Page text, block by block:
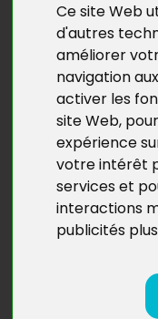
Ce site Web
d'autres
améliorer
navigation
activer les
site Web,
expérience
votre intérêt
services et
interactions
publicités
Le droit
droits
en 112